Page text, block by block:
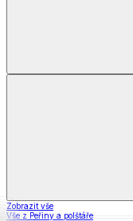
Zobrazit vše
Vše z Peřiny a polštáře